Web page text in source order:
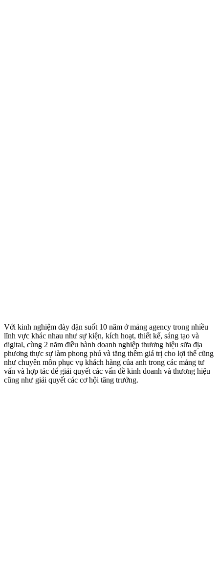
Với kinh nghiệm dày dặn suốt 10 năm ở mảng agency trong nhiều
lĩnh vực khác nhau như sự kiện, kích hoạt, thiết kế, sáng tạo và
digital, cùng 2 năm điều hành doanh nghiệp thương hiệu sữa địa
phương thực sự làm phong phú và tăng thêm giá trị cho lợi thế cũng
như chuyên môn phục vụ khách hàng của anh trong các mảng tư
vấn và hợp tác để giải quyết các vấn đề kinh doanh và thương hiệu
cũng như giải quyết các cơ hội tăng trưởng.